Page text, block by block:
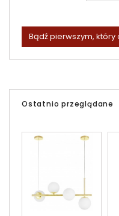
Bądź pierwszym,
Ostatnio przeglądane